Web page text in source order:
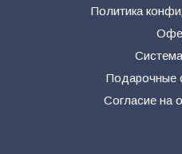
Политика
Подарочные
Согласие на